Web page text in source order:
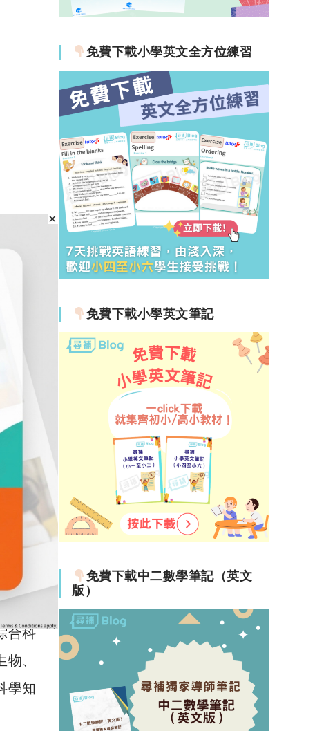
合科
、
學知
免費下載小學英文全方位練習
免費下載小學英文筆記
免費下載中二數學筆記（英文
版）